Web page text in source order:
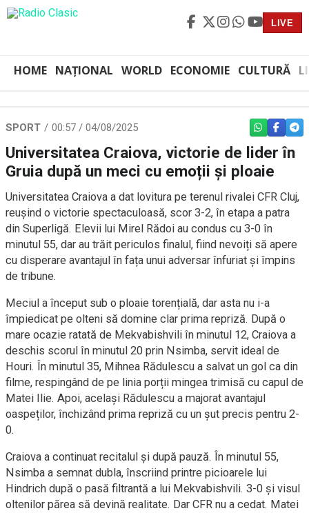
LIVE
HOME NAȚIONAL WORLD ECONOMIE CULTURĂ
SPORT 00:57 / 04/08/2025 WHATSAPP
Universitatea Craiova, victorie de lider în
Gruia după un meci cu emoții și ploaie
Universitatea Craiova a dat lovitura pe terenul rivalei CFR Cluj,
reușind o victorie spectaculoasă, scor 3-2, în etapa a patra
din Superligă. Elevii lui Mirel Rădoi au condus cu 3-0 în
minutul 55, dar au trăit periculos finalul, fiind nevoiți să apere
cu disperare avantajul în fața unui adversar înfuriat și împins
de tribune.
Meciul a început sub o ploaie torențială, dar asta nu i-a
împiedicat pe olteni să domine clar prima repriză. După o
mare ocazie ratată de Mekvabishvili în minutul 12, Craiova a
deschis scorul în minutul 20 prin Nsimba, servit ideal de
Houri. În minutul 35, Mihnea Rădulescu a salvat un gol ca din
filme, respingând de pe linia porții mingea trimisă cu capul de
Matei Ilie. Apoi, același Rădulescu a majorat avantajul
oaspeților, închizând prima repriză cu un șut precis pentru 2-
0.
Craiova a continuat recitalul și după pauză. În minutul 55,
Nsimba a semnat dubla, înscriind printre picioarele lui
Hindrich după o pasă filtrantă a lui Mekvabishvili. 3-0 și visul
oltenilor părea să devină realitate. Dar CFR nu a cedat. Matei